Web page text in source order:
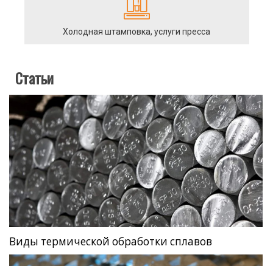
Холодная штамповка, услуги пресса
Статьи
Виды термической обработки сплавов